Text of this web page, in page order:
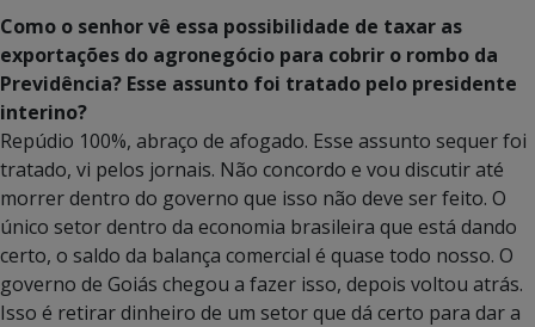
Como o senhor vê essa possibilidade de taxar as
exportações do agronegócio para cobrir o rombo da
Previdência? Esse assunto foi tratado pelo presidente
interino?
Repúdio 100%, abraço de afogado. Esse assunto sequer foi
tratado, vi pelos jornais. Não concordo e vou discutir até
morrer dentro do governo que isso não deve ser feito. O
único setor dentro da economia brasileira que está dando
certo, o saldo da balança comercial é quase todo nosso. O
governo de Goiás chegou a fazer isso, depois voltou atrás.
Isso é retirar dinheiro de um setor que dá certo para dar a